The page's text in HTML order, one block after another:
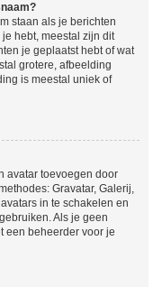
staan als je berichten
hebt, meestal zijn dit
je geplaatst hebt of wat
grotere, afbeelding
is meestal uniek of
avatar toevoegen door
Gravatar, Galerij,
in te schakelen en
Als je geen
een beheerder voor je